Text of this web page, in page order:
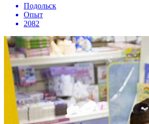
Подольск
Опыт
2082